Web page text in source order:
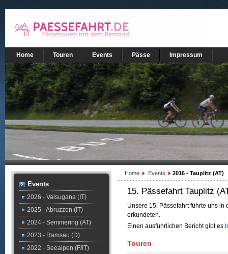
Home Touren Events Pässe Impressum
Events
2026 - Valsugana (IT)
2025 - Abruzzen (IT)
2024 - Semmering (AT)
2023 - Ramsau (D)
2022 - Seealpen (F/IT)
Home Events 2016 - Tauplitz (AT)
15. Pässefahrt Tauplitz
Unsere 15. Pässefahrt führte uns
erkundeten.
Einen ausführlichen Bericht gibt es
Touren